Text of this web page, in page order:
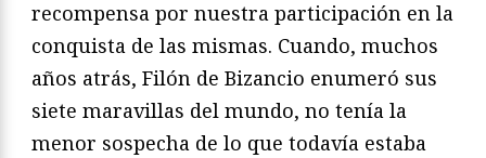
recompensa por nuestra participación en la
conquista de las mismas. Cuando, muchos
años atrás, Filón de Bizancio enumeró sus
siete maravillas del mundo, no tenía la
menor sospecha de lo que todavía estaba